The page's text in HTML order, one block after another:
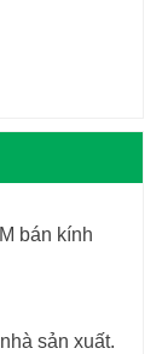
bán kính
sản xuất.